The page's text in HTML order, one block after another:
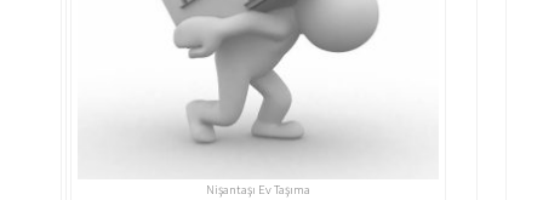
Nişantaşı Ev Taşıma